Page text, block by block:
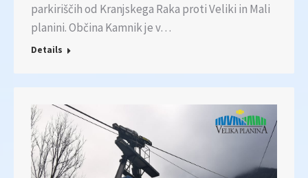
parkiriščih od Kranjskega Raka proti Veliki in Mali
planini. Občina Kamnik je v…
Details